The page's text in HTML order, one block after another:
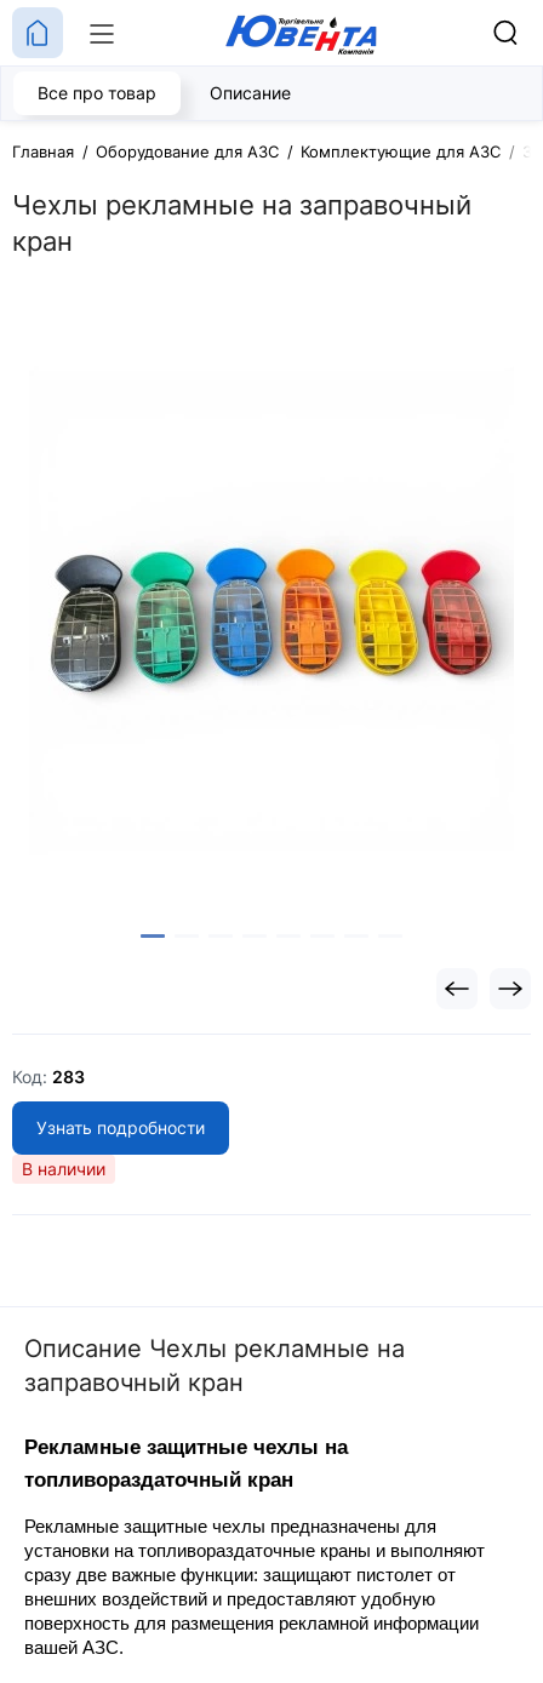
Главная Оборудование для АЗС Комплектующие для АЗС
Чехлы рекламные на заправочный
кран
Все про товар Описание
Код: 283
Узнать подробности
В наличии
Описание Чехлы рекламные на
заправочный кран
Рекламные защитные чехлы на
топливораздаточный кран
Рекламные защитные чехлы предназначены для
установки на топливораздаточные краны и выполняют
сразу две важные функции: защищают пистолет от
внешних воздействий и предоставляют удобную
поверхность для размещения рекламной информации
вашей АЗС.